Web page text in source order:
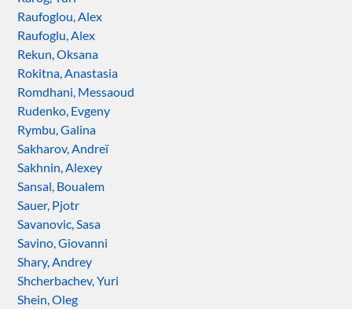
Raufoglou, Alex
Raufoglu, Alex
Rekun, Oksana
Rokitna, Anastasia
Romdhani, Messaoud
Rudenko, Evgeny
Rymbu, Galina
Sakharov, Andreï
Sakhnin, Alexey
Sansal, Boualem
Sauer, Pjotr
Savanovic, Sasa
Savino, Giovanni
Shary, Andrey
Shcherbachev, Yuri
Shein, Oleg